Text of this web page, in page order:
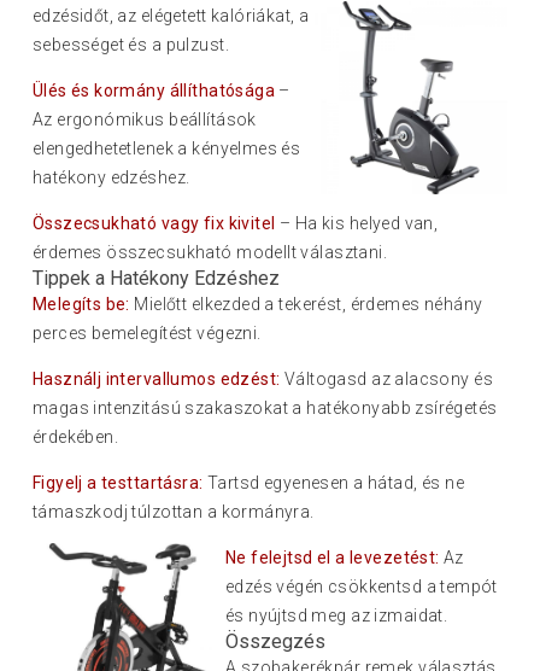
edzésidőt, az elégetett kalóriákat, a
sebességet és a pulzust.
Ülés és kormány állíthatósága –
Az ergonómikus beállítások
elengedhetetlenek a kényelmes és
hatékony edzéshez.
Összecsukható vagy fix kivitel – Ha kis helyed van,
érdemes összecsukható modellt választani.
Tippek a Hatékony Edzéshez
Melegíts be: Mielőtt elkezded a tekerést, érdemes néhány
perces bemelegítést végezni.
Használj intervallumos edzést: Váltogasd az alacsony és
magas intenzitású szakaszokat a hatékonyabb zsírégetés
érdekében.
Figyelj a testtartásra: Tartsd egyenesen a hátad, és ne
támaszkodj túlzottan a kormányra.
Ne felejtsd el a levezetést: Az
edzés végén csökkentsd a tempót
és nyújtsd meg az izmaidat.
Összegzés